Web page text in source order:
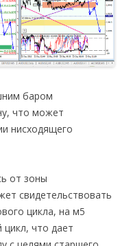
баром
что может
нисходящего
от зоны
свидетельствовать
цикла, на м5
цикл, что дает